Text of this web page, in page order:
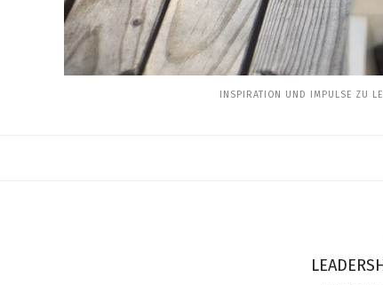
INSPIRATION UND IMPULSE ZU